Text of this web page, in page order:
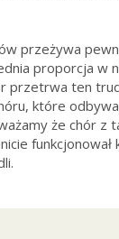
przeżywa
proporcja w
przetrwa ten
które
że chór z